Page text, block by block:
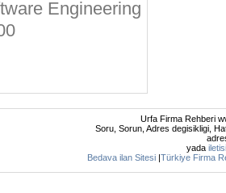
Engineering
Urfa Firma Rehberi
Soru, Sorun, Adres degisikligi,
yada
Bedava ilan Sitesi |Türkiye Firma